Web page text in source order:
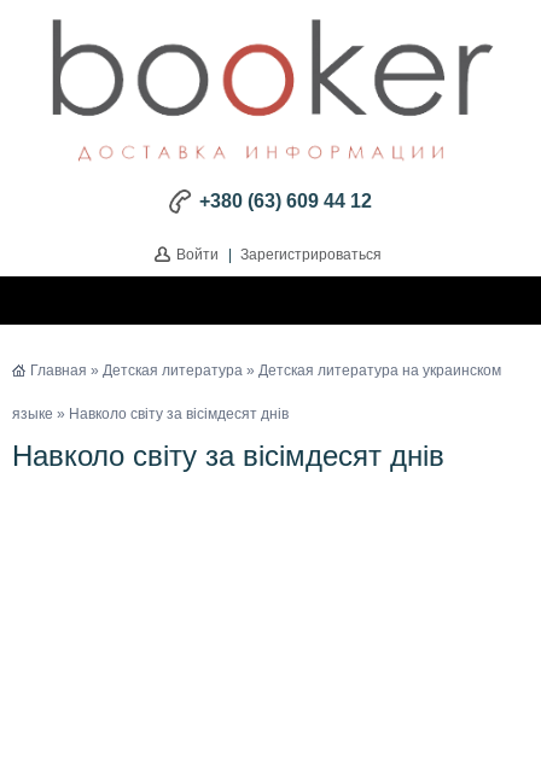
+380 (63) 609 44 12
Войти | Зарегистрироваться
Главная » Детская литература » Детская литература на украинском
языке » Навколо світу за вісімдесят днів
Навколо світу за вісімдесят днів